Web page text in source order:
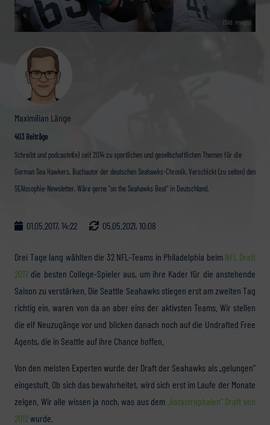
Maximilian Länge
403 Beiträge
Schreibt und podcastet(e) seit 2014 zu sportlichen und gesellschaftlichen Themen für die
German Sea Hawkers. Buchautor der deutschen Seahawks-Chronik. Verschickt (zu selten) den
SEAlosophie-Newsletter. Wäre gerne "on the Seahawks Beat" in Deutschland.
(Bild: imago)
01.05.2017, 14:22 05.05.2021, 10:08
Drei Tage lang wählten die 32 NFL-Teams in Philadelphia beim NFL Draft
2017 die besten College-Spieler aus, um ihre Kader für die anstehende
Saison zu verstärken. Die Seattle Seahawks stiegen erst am zweiten Tag
richtig ein, waren von da an aber eins der aktivsten Teams. Wir stellen
die elf Neuzugänge vor und blicken danach noch auf die Undrafted Free
Agents, die in Seattle auf ihre Chance hoffen.
Von den meisten Experten wurde der Draft der Seahawks als „gelungen“
eingestuft. Ob sich das bewahrheitet, wird sich erst im Laufe der Monate
zeigen. Wir alle wissen ja noch, was aus dem „katastrophalen“ Draft von
2012wurde.